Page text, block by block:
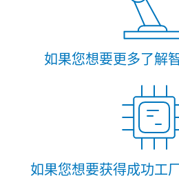
如果您想要更多了解
如果您想要获得成功工